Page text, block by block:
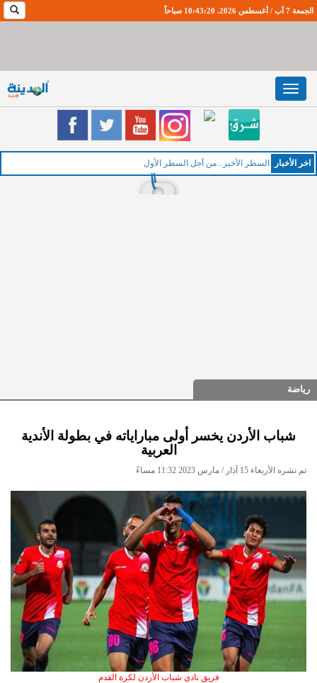
الجمعة 7 آب / أغسطس 2026. 10:43:21 صباحاً
Toggle
navigation
اخر اﻷخبار السطر الأخير...من أجل السطر الأول
رياضة
شباب الأردن يخسر أولى مباراياته في بطولة الأندية
العربية
تم نشره الأربعاء 15 آذار / مارس 2023 11:32 مساءً
فريق نادي شباب الأردن لكرة القدم